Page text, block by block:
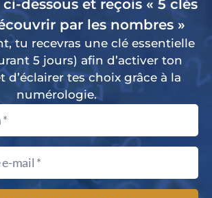
dessous et reçois « 5 clés
par les nombres »
tu recevras une clé essentielle
5 jours) afin d’activer ton
d’éclairer tes choix grâce à la
numérologie.